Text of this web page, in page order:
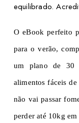
equilibrado.
O eBook perfeito
para o verão,
um plano de 30
alimentos fáceis de
não vai passar
perder até 10kg em